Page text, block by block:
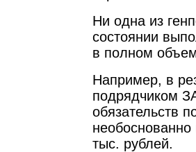
Ни одна из
состоянии
в полном
Например, в
подрядчиком
обязательств
тыс. рублей.